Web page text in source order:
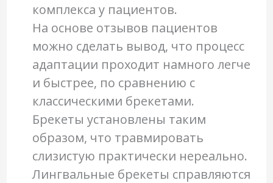
комплекса у пациентов.
На основе отзывов пациентов
можно сделать вывод, что процесс
адаптации проходит намного легче
и быстрее, по сравнению с
классическими брекетами.
Брекеты установлены таким
образом, что травмировать
слизистую практически нереально.
Лингвальные брекеты справляются